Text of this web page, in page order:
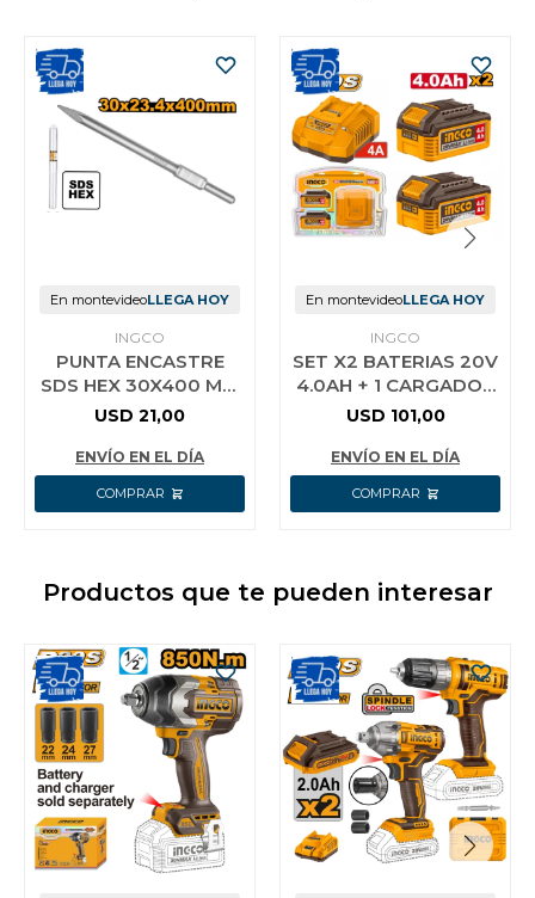
En montevideoLLEGA HOY
INGCO
PUNTA ENCASTRE
SDS HEX 30X400 MM
INGCO DBC03340011
USD 21,00
ENVÍO EN EL DÍA
En montevideoLLEGA HOY
INGCO
SET X2 BATERIAS 20V
4.0AH + 1 CARGADOR
INGCO FBCPK2013
USD 101,00
ENVÍO EN EL DÍA
Productos que te pueden interesar